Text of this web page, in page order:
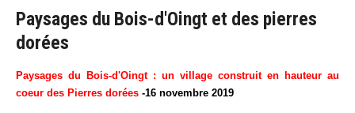
Paysages du Bois-d'Oingt et des pierres
dorées
Paysages du Bois-d'Oingt : un village construit en hauteur au
coeur des Pierres dorées -16 novembre 2019